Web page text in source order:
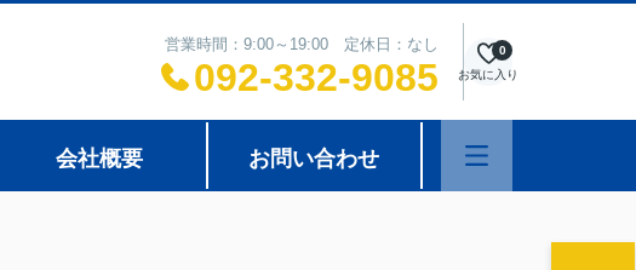
営業時間：9:00～19:00 定休日：なし
092-332-9085 お気に入り
0
会社概要 お問い合わせ